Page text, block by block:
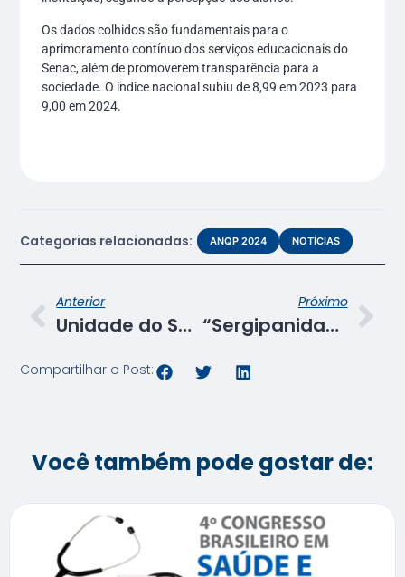
Os dados colhidos são fundamentais para o
aprimoramento contínuo dos serviços educacionais do
Senac, além de promoverem transparência para a
sociedade. O índice nacional subiu de 8,99 em 2023 para
9,00 em 2024.
Categorias relacionadas: ANQP 2024 NOTÍCIAS
Anterior
Unidade do Senac de Nossa Senhora da Glória reabre laboratório de beleza
Próximo
“Sergipanidade” é tema de projeto junino de turmas do Programa de Aprendizagem
Compartilhar o Post:
Você também pode gostar de: